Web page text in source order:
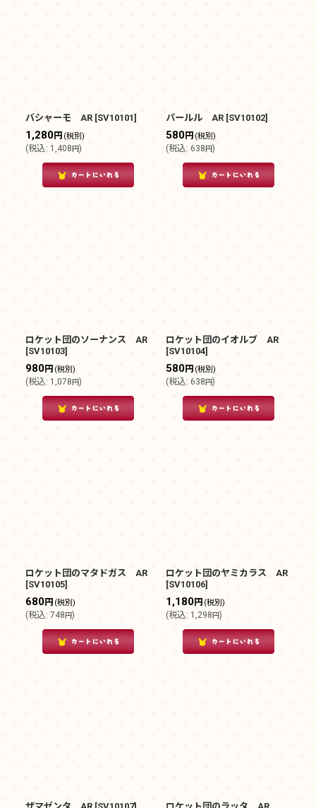
バシャーモ AR [SV10101]
1,280円 (税別)
(税込: 1,408円)
パールル AR [SV10102]
580円 (税別)
(税込: 638円)
ロケット団のソーナンス AR
[SV10103]
980円 (税別)
(税込: 1,078円)
ロケット団のイオルブ AR
[SV10104]
580円 (税別)
(税込: 638円)
ロケット団のマタドガス AR
[SV10105]
680円 (税別)
(税込: 748円)
ロケット団のヤミカラス AR
[SV10106]
1,180円 (税別)
(税込: 1,298円)